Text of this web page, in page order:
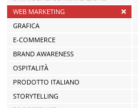
WEB MARKETING
GRAFICA
E-COMMERCE
BRAND AWARENESS
OSPITALITÀ
PRODOTTO ITALIANO
STORYTELLING